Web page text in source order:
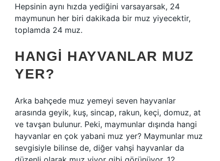
Hepsinin aynı hızda yediğini varsayarsak, 24
maymunun her biri dakikada bir muz yiyecektir,
toplamda 24 muz.
HANGI HAYVANLAR MUZ
YER?
Arka bahçede muz yemeyi seven hayvanlar
arasında geyik, kuş, sincap, rakun, keçi, domuz, at
ve tavşan bulunur. Peki, maymunlar dışında hangi
hayvanlar en çok yabani muz yer? Maymunlar muz
sevgisiyle bilinse de, diğer vahşi hayvanlar da